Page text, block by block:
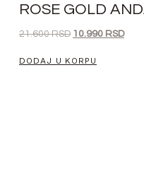
ROSE GOLD
21.600RSD 10.990 RSD
DODAJ U KORPU